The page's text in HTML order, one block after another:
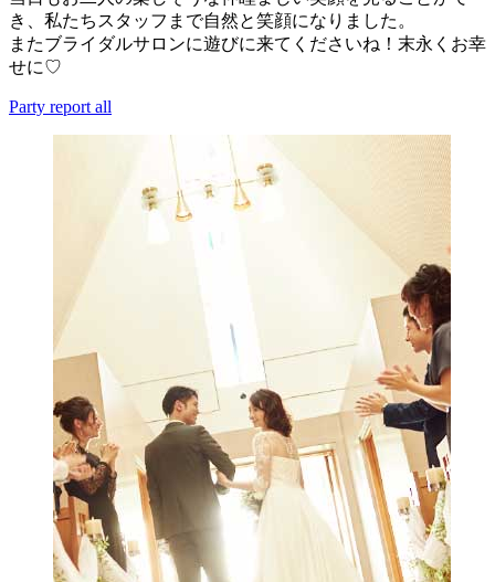
き、私たちスタッフまで自然と笑顔になりました。
またブライダルサロンに遊びに来てくださいね！末永くお幸
せに♡
Party report all